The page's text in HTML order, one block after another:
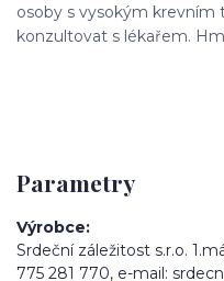
osoby s vysokým krevním
konzultovat s lékařem.
Parametry
Výrobce
Srdeční záležitost s.r.o.
775 281 770, e-mail: